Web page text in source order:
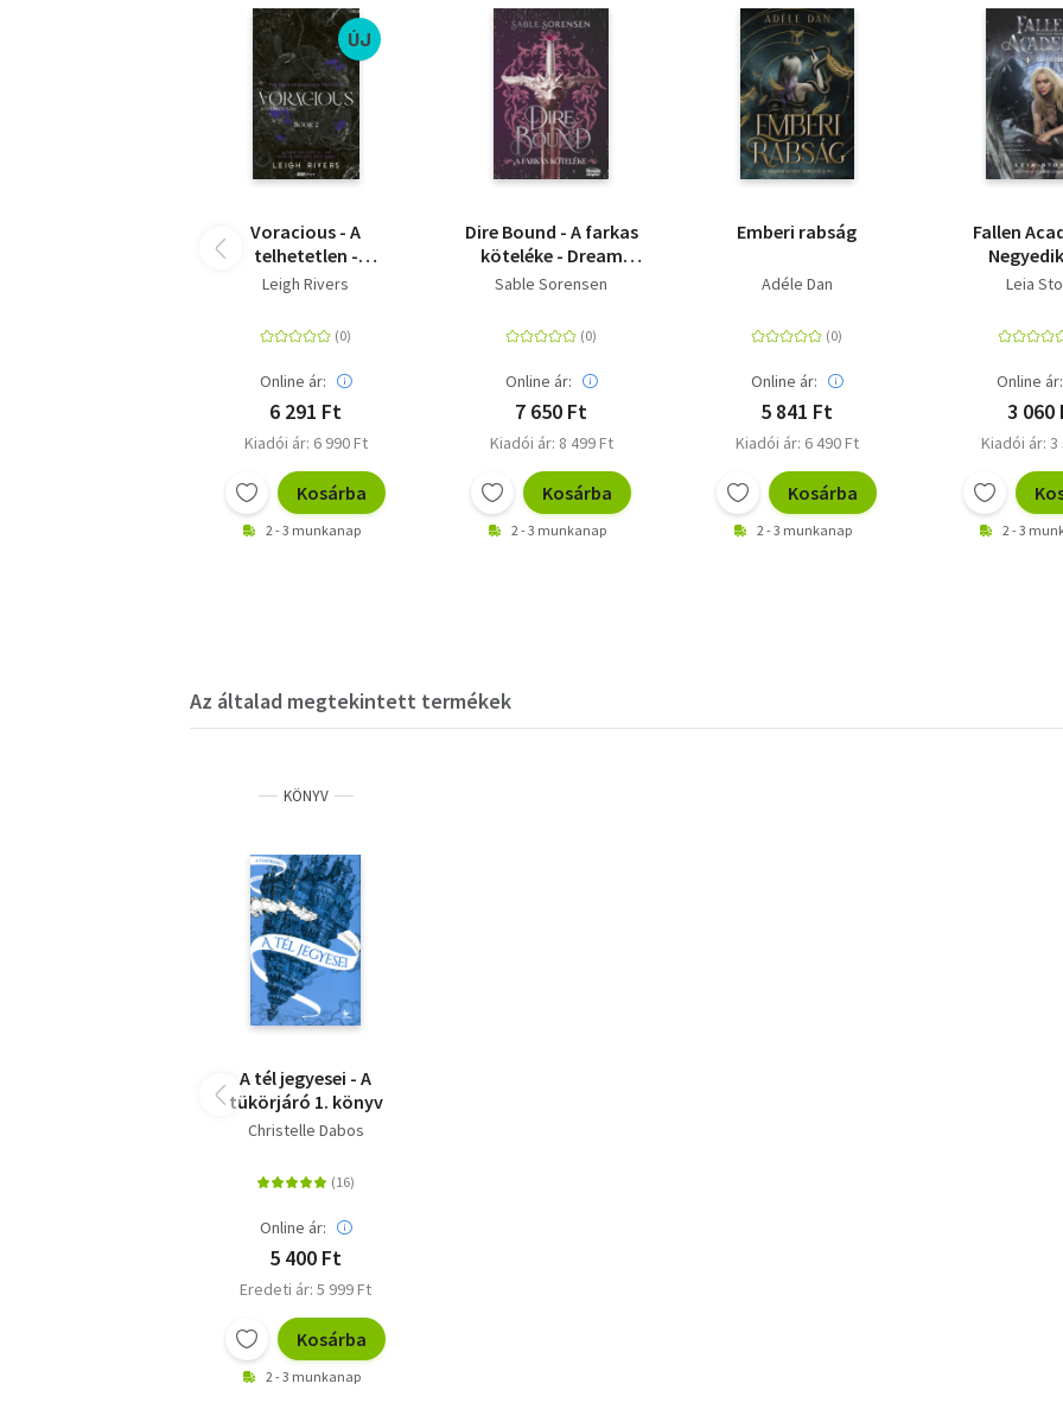
ÚJ
Voracious - A
telhetetlen -
(Különleges kiadás)
Leigh Rivers
Online ár:
6 291 Ft
Kiadói ár: 6 990 Ft
Kosárba
2 - 3 munkanap
Dire Bound - A farkas
köteléke - Dream
Deluxe Kiadás
Sable Sorensen
Online ár:
7 650 Ft
Kiadói ár: 8 499 Ft
Kosárba
2 - 3 munkanap
Emberi rabság
Adéle Dan
Online ár:
5 841 Ft
Kiadói ár: 6 490 Ft
Kosárba
2 - 3 munkanap
Fallen
Bukottak
Leia
Online ár:
3 060
Kiadói ár: 3
2 - 3
Az általad megtekintett termékek
KÖNYV
A tél jegyesei - A
tükörjáró 1. könyv
Christelle Dabos
Online ár:
5 400 Ft
Eredeti ár: 5 999 Ft
Kosárba
2 - 3 munkanap